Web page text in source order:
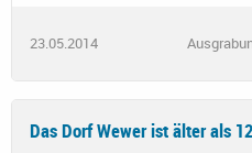
23.05.2014
Das Dorf Wewer ist älter als